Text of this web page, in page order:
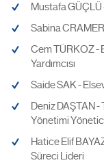
Mustafa
Sabina CRAMER
Cem TÜRKOZ -
Yardımcısı
Saide SAK -
Deniz DAŞTAN
Yönetimi
Hatice Elif
Süreci Lideri